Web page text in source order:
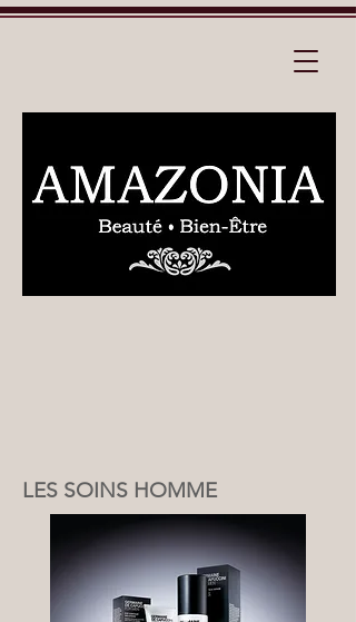
LES SOINS HOMME